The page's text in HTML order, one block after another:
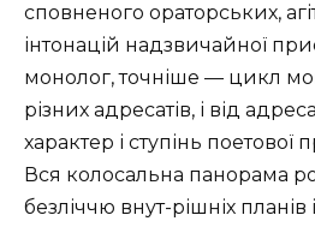
сповненого ораторських,
інтонацій надзвичайної
монолог, точніше — цикл
різних адресатів, і від
характер і ступінь поетової
Вся колосальна панорама
безліччю внут-рішніх планів